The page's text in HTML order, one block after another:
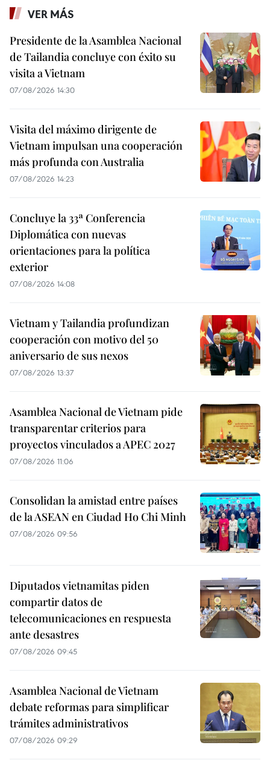
VER MÁS
Presidente de la Asamblea Nacional
de Tailandia concluye con éxito su
visita a Vietnam
07/08/2026 14:30
Visita del máximo dirigente de
Vietnam impulsan una cooperación
más profunda con Australia
07/08/2026 14:23
Concluye la 33ª Conferencia
Diplomática con nuevas
orientaciones para la política
exterior
07/08/2026 14:08
Vietnam y Tailandia profundizan
cooperación con motivo del 50
aniversario de sus nexos
07/08/2026 13:37
Asamblea Nacional de Vietnam pide
transparentar criterios para
proyectos vinculados a APEC 2027
07/08/2026 11:06
Consolidan la amistad entre países
de la ASEAN en Ciudad Ho Chi Minh
07/08/2026 09:56
Diputados vietnamitas piden
compartir datos de
telecomunicaciones en respuesta
ante desastres
07/08/2026 09:45
Asamblea Nacional de Vietnam
debate reformas para simplificar
trámites administrativos
07/08/2026 09:29